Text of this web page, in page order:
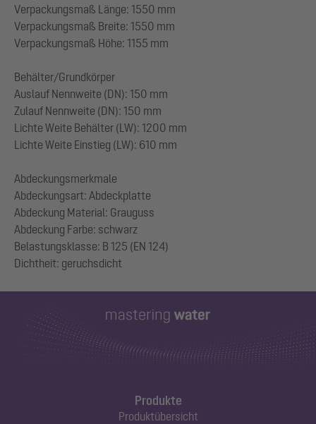
Verpackungsmaß Länge: 1550 mm
Verpackungsmaß Breite: 1550 mm
Verpackungsmaß Höhe: 1155 mm
Behälter/Grundkörper
Auslauf Nennweite (DN): 150 mm
Zulauf Nennweite (DN): 150 mm
Lichte Weite Behälter (LW): 1200 mm
Lichte Weite Einstieg (LW): 610 mm
Abdeckungsmerkmale
Abdeckungsart: Abdeckplatte
Abdeckung Material: Grauguss
Abdeckung Farbe: schwarz
Belastungsklasse: B 125 (EN 124)
Produkte
Produktübersicht